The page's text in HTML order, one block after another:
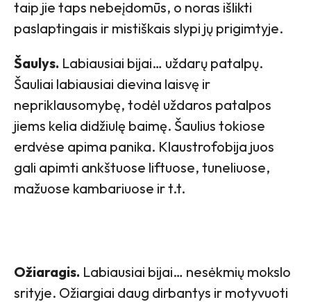
taip jie taps nebeįdomūs, o noras išlikti
paslaptingais ir mistiškais slypi jų prigimtyje.
Šaulys. Labiausiai bijai… uždarų patalpų.
Šauliai labiausiai dievina laisvę ir
nepriklausomybę, todėl uždaros patalpos
jiems kelia didžiulę baimę. Šaulius tokiose
erdvėse apima panika. Klaustrofobija juos
gali apimti ankštuose liftuose, tuneliuose,
mažuose kambariuose ir t.t.
Ožiaragis. Labiausiai bijai… nesėkmių mokslo
srityje. Ožiargiai daug dirbantys ir motyvuoti